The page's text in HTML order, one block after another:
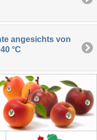
angesichts von
°C